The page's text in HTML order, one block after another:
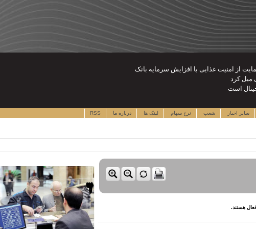
از امنیت غذایی با افزایش سرمایه بانک
میل کرد
است
سایر اخبار شعب نرخ سهام لینک ها درباره ما RSS
هستند.